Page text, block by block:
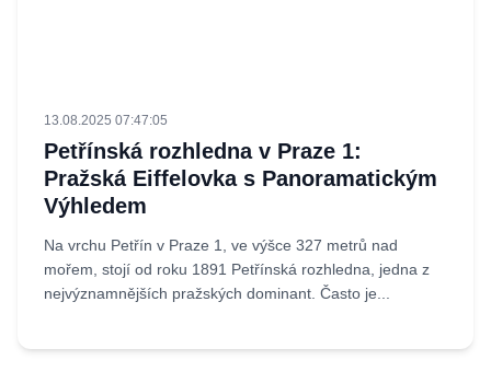
13.08.2025 07:47:05
Petřínská rozhledna v Praze 1:
Pražská Eiffelovka s Panoramatickým
Výhledem
Na vrchu Petřín v Praze 1, ve výšce 327 metrů nad
mořem, stojí od roku 1891 Petřínská rozhledna, jedna z
nejvýznamnějších pražských dominant. Často je...